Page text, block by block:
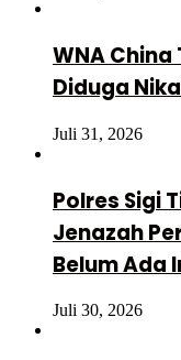
WNA
Diduga
Juli 31, 2026
Polres Sigi
Jenazah
Belum Ada
Juli 30, 2026